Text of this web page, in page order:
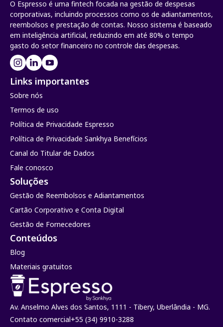
O Espresso é uma fintech focada na gestão de despesas
corporativas, incluindo processos como os de adiantamentos,
reembolsos e prestação de contas. Nosso sistema é baseado
em inteligência artificial, reduzindo em até 80% o tempo
gasto do setor financeiro no controle das despesas.
Links importantes
Sobre nós
Termos de uso
Política de Privacidade Espresso
Política de Privacidade Sankhya Benefícios
Canal do Titular de Dados
Fale conosco
Soluções
Gestão de Reembolsos e Adiantamentos
Cartão Corporativo e Conta Digital
Gestão de Fornecedores
Conteúdos
Blog
Materiais gratuitos
Av. Anselmo Alves dos Santos, 1111 - Tibery, Uberlândia - MG.
Contato comercial+55 (34) 9910-3288